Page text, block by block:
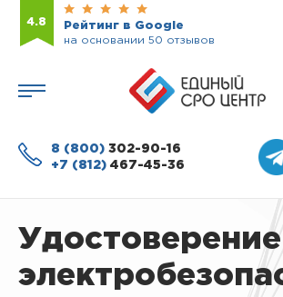
4.8
Рейтинг в Google
на основании 50 отзывов
8 (800) 302-90-16
+7 (812) 467-45-36